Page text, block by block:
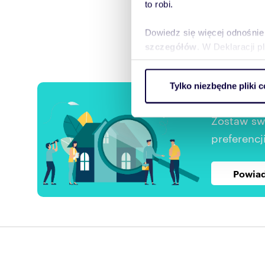
to robi.
Dowiedz się więcej
szczegółów . W Deklaracji
ruch w naszej witrynie.
reklamowym i
uzyskanymi podczas
Tylko niezbędne pliki
Zostaw